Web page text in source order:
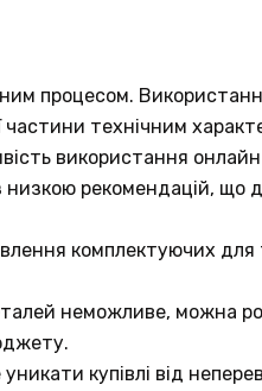
процесом.
частини технічним
використання
рекомендацій, що
комплектуючих для
неможливе, можна
купівлі від